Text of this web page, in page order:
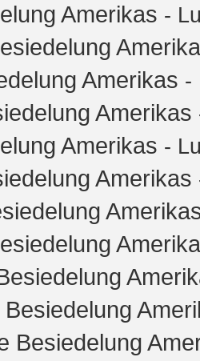
Amerikas -
Amerikas -
Amerikas
Amerikas -
Amerikas
Besiedelung